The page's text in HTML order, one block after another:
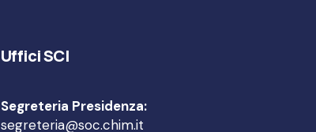
Uffici SCI
Segreteria Presidenza:
segreteria@soc.chim.it